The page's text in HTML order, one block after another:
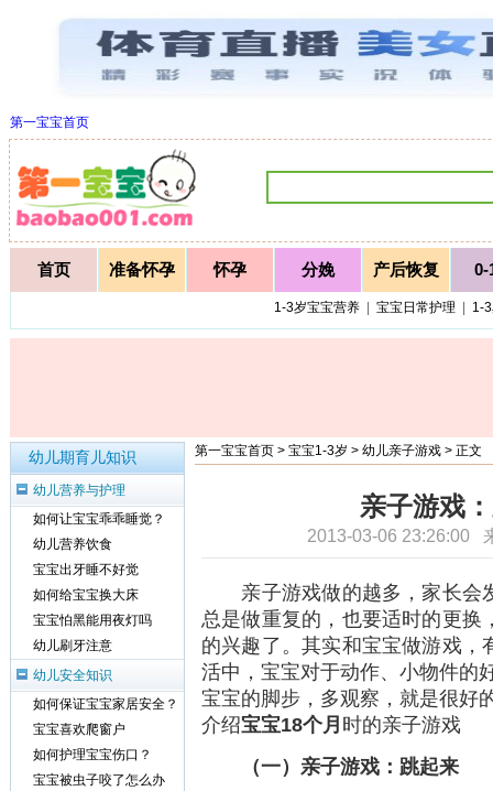
第一宝宝首页
首页 准备怀孕 怀孕 分娩 产后恢复 0-
1-3岁宝宝营养| 宝宝日常护理 1-
第一宝宝首页 > 宝宝1-3岁 > 幼儿亲子游戏 > 正文
亲子游戏
2013-03-06 23:26:00
亲子游戏做的越多，家长会
总是做重复的，也要适时的更换
的兴趣了。其实和宝宝做游戏，
活中，宝宝对于动作、小物件的
宝宝的脚步，多观察，就是很好
介绍宝宝18个月时的亲子游戏
（一）亲子游戏：跳起来
幼儿期育儿知识
幼儿营养与护理
如何让宝宝乖乖睡觉？
幼儿营养饮食
宝宝出牙睡不好觉
如何给宝宝换大床
宝宝怕黑能用夜灯吗
幼儿刷牙注意
幼儿安全知识
如何保证宝宝家居安全？
宝宝喜欢爬窗户
如何护理宝宝伤口？
宝宝被虫子咬了怎么办